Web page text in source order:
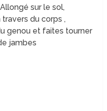
sur le sol,
du corps ,
genou et faites tourner
jambes